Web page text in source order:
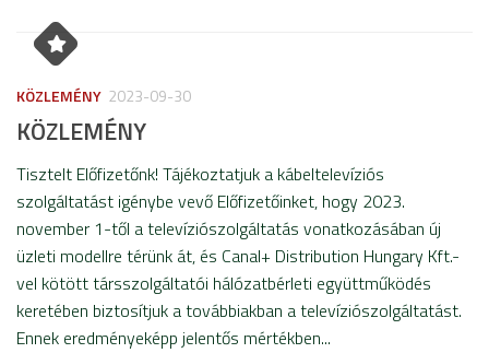
KÖZLEMÉNY 2023-09-30
KÖZLEMÉNY
Tisztelt Előfizetőnk! Tájékoztatjuk a kábeltelevíziós
szolgáltatást igénybe vevő Előfizetőinket, hogy 2023.
november 1-től a televíziószolgáltatás vonatkozásában új
üzleti modellre térünk át, és Canal+ Distribution Hungary Kft.-
vel kötött társszolgáltatói hálózatbérleti együttműködés
keretében biztosítjuk a továbbiakban a televíziószolgáltatást.
Ennek eredményeképp jelentős mértékben...